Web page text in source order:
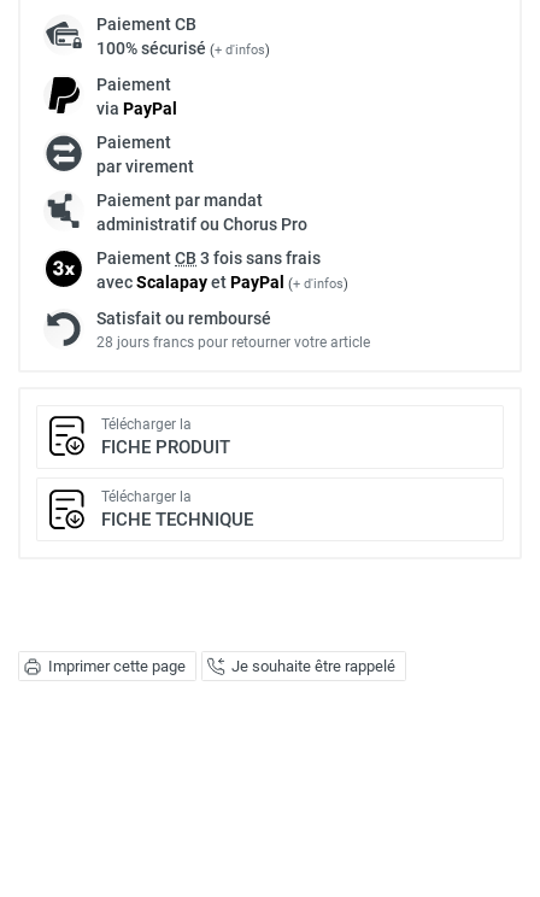
Imprimer cette page Je souhaite être rappelé
PaiementCB
100% sécurisé (+ d'infos)
Paiement
via PayPal
Paiement
par virement
Paiement par mandat
administratif ou Chorus Pro
PaiementCB 3 fois sans frais
avecScalapayetPayPal (+ d'infos)
Satisfait ou remboursé
28 jours francs pour retourner votre article
Télécharger la
FICHE PRODUIT
Télécharger la
FICHE TECHNIQUE